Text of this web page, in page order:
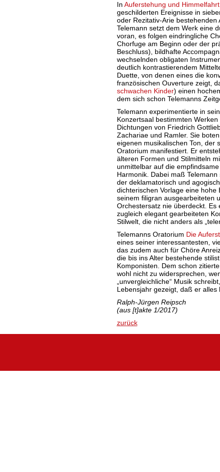
In Auferstehung und
geschilderten Ereignisse in
oder Rezitativ-Arie bestehenden
Telemann setzt dem Werk eine
voran, es folgen eindringliche
Chorfuge am Beginn oder der
Beschluss), bildhafte
wechselnden obligaten
deutlich kontrastierendem
Duette, von denen eines die
französischen Ouverture zeigt,
schwachen Kinder) einen
dem sich schon Telemanns
Telemann experimentierte in
Konzertsaal bestimmten
Dichtungen von Friedrich
Zachariae und Ramler. Sie
eigenen musikalischen Ton, der
Oratorium manifestiert. Er
älteren Formen und Stilmitteln
unmittelbar auf die
Harmonik. Dabei maß
der deklamatorisch und
dichterischen Vorlage eine
seinem filigran ausgearbeiteten
Orchestersatz nie überdeckt. Es
zugleich elegant gearbeiteten
Stilwelt, die nicht anders als
Telemanns Oratorium Die
eines seiner interessantesten,
das zudem auch für Chöre
die bis ins Alter bestehende
Komponisten. Dem schon
wohl nicht zu widersprechen,
„unvergleichliche“ Musik
Lebensjahr gezeigt, daß er alles
Ralph-Jürgen Reipsch
(aus [t]akte 1/2017)
zurück